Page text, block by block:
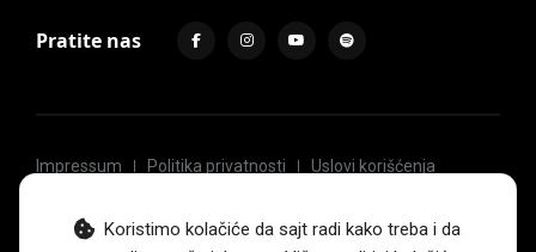
Koristimo kolačiće da sajt radi kako treba i da
Pratite nas
Impressum Politika privatnosti
Uslovi korišćenja